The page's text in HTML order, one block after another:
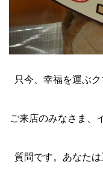
只今、幸福を運ぶ
ご来店のみなさま、
質問です。あなた